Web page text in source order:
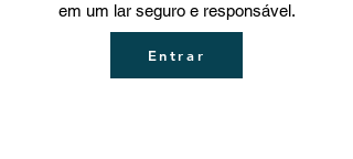
em um lar seguro e responsável.
Entrar